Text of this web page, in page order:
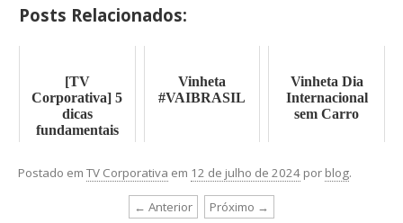
Posts Relacionados:
[TV
Corporativa] 5
dicas
fundamentais
projeto
Vinheta
#VAIBRASIL
Vinheta Dia
Internacional
sem Carro
Postado em TV Corporativa em 12 de julho de 2024 por blog.
← Anterior Próximo →